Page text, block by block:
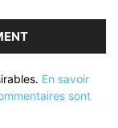
En savoir
sont